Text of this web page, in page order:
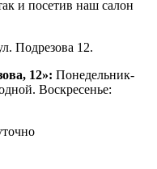
и посетив наш салон
Подрезова 12.
12»: Понедельник-
Воскресенье: